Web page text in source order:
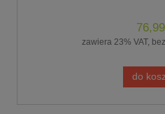
zawiera 23% VAT,
do